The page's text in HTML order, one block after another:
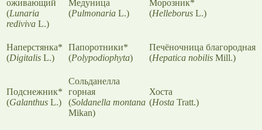
оживающий
(Lunaria
rediviva L.)
Медуница
(Pulmonaria L.)
Морозник*
(Helleborus L.)
Наперстянка*
(Digitalis L.)
Папоротники*
(Polypodiophyta)
Печёночница благородная
(Hepatica nobilis Mill.)
Подснежник*
(Galanthus L.)
Сольданелла
горная
(Soldanella montana
Mikan)
Хоста
(Hosta Tratt.)